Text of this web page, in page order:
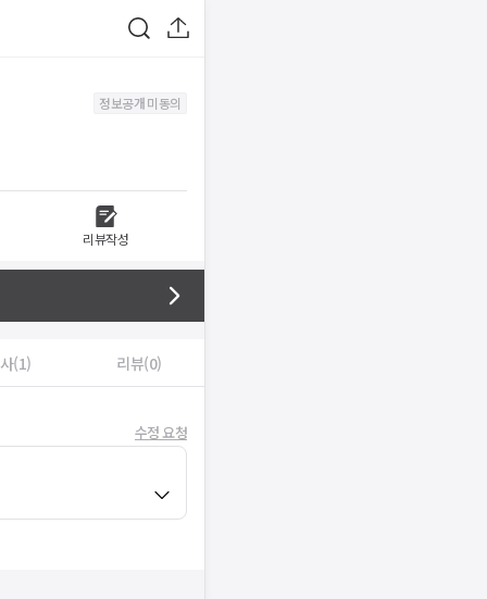
정보공개 미동의
리뷰작성
(1) 리뷰(0)
수정 요청